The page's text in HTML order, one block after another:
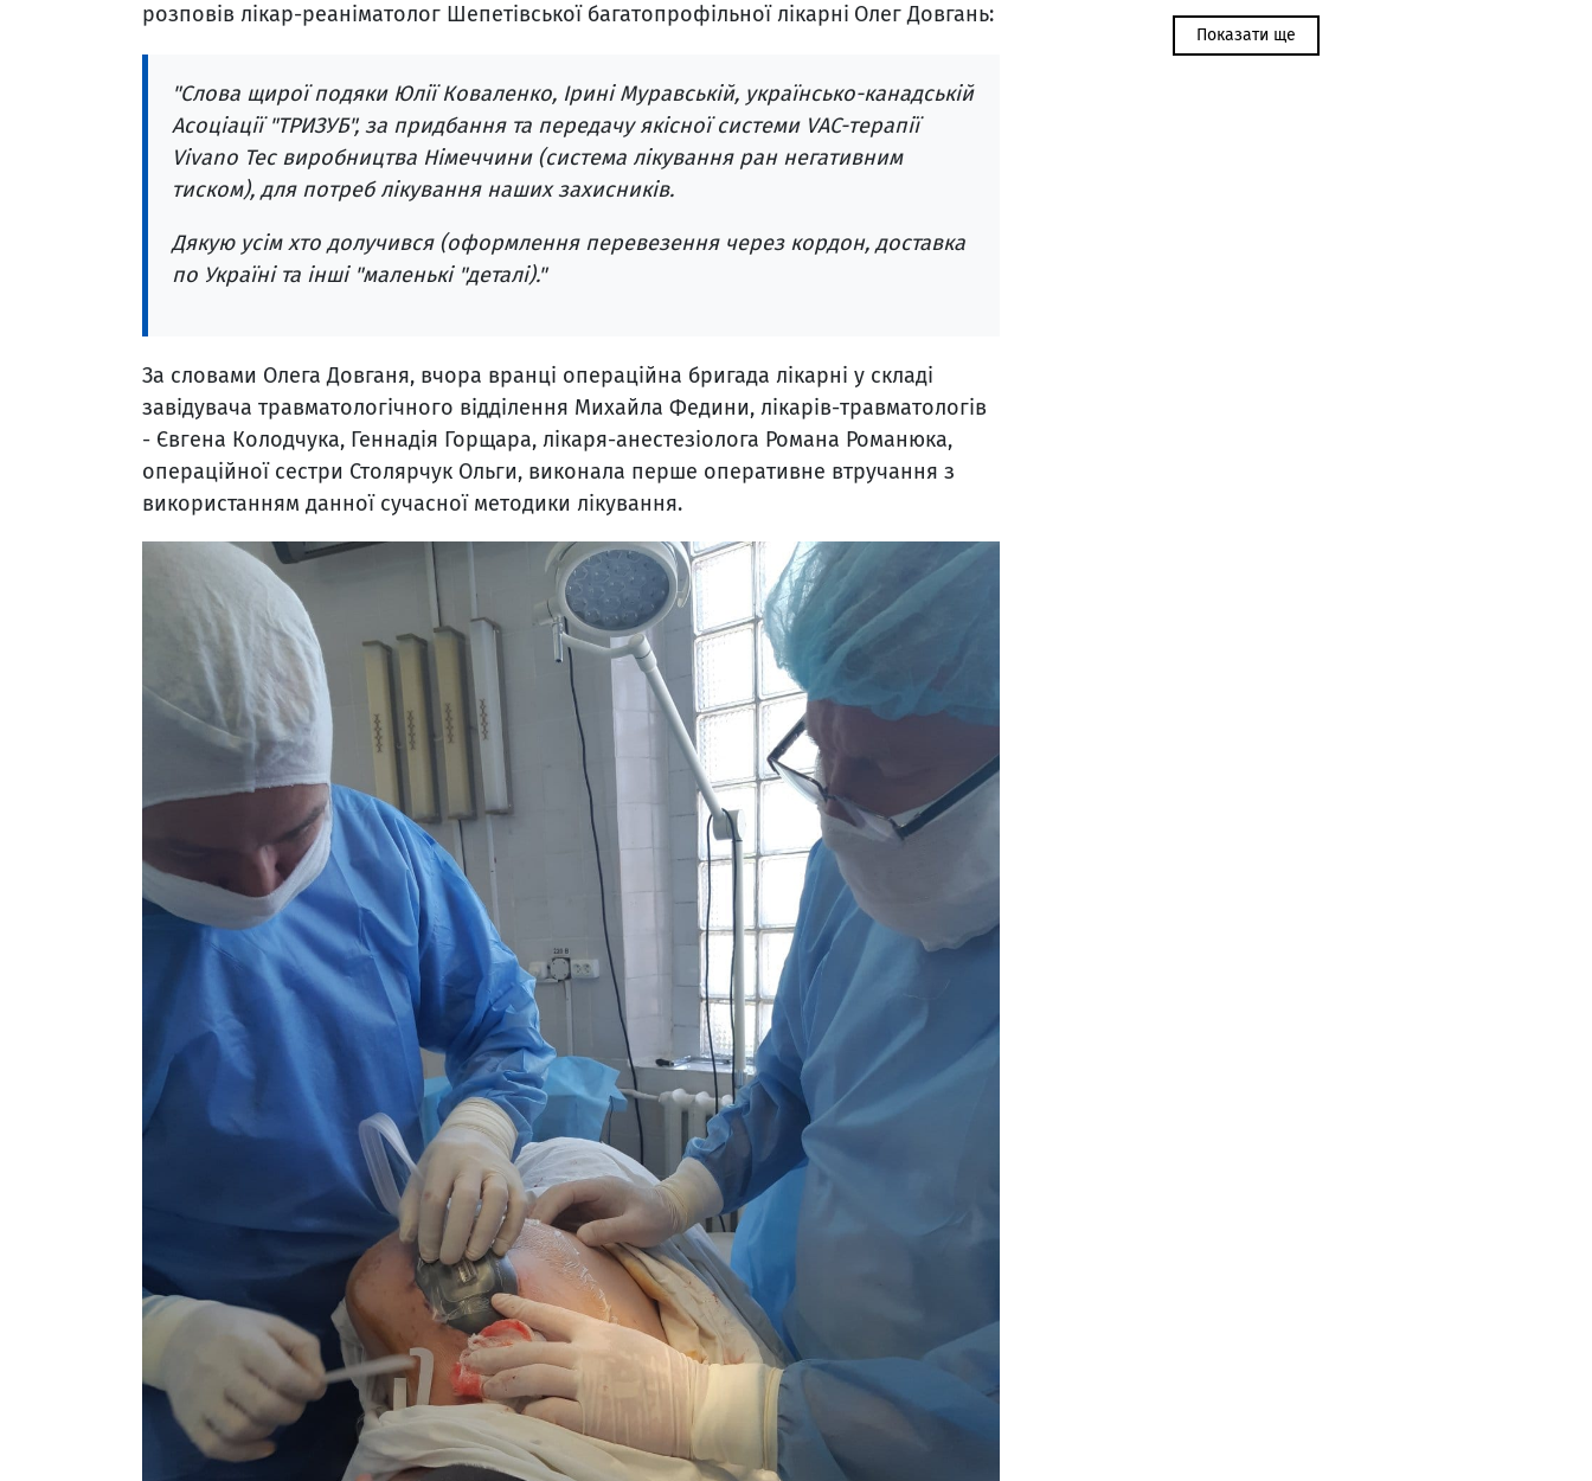
розповів лікар-реаніматолог Шепетівської багатопрофільної лікарні Олег Довгань:
"Слова щирої подяки Юлії Коваленко, Ірині Муравській, українсько-канадській
Асоціації "ТРИЗУБ", за придбання та передачу якісної системи VAC-терапії
Vivano Tec виробництва Німеччини (система лікування ран негативним
тиском), для потреб лікування наших захисників.
Дякую усім хто долучився (оформлення перевезення через кордон, доставка
по Україні та інші "маленькі "деталі)."
За словами Олега Довганя, вчора вранці операційна бригада лікарні у складі
завідувача травматологічного відділення Михайла Федини, лікарів-травматологів
- Євгена Колодчука, Геннадія Горщара, лікаря-анестезіолога Романа Романюка,
операційної сестри Столярчук Ольги, виконала перше оперативне втручання з
використанням данної сучасної методики лікування.
Показати ще